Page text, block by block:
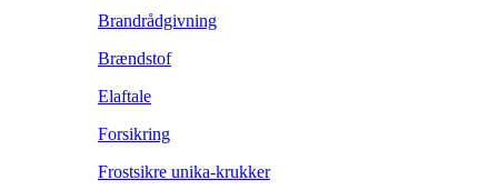
Brandrådgivning
Brændstof
Elaftale
Forsikring
Frostsikre unika-krukker